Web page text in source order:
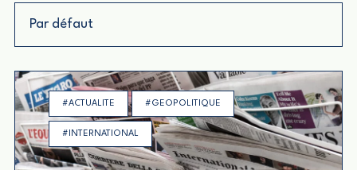
#ACTUALITE #GEOPOLITIQUE
#INTERNATIONAL